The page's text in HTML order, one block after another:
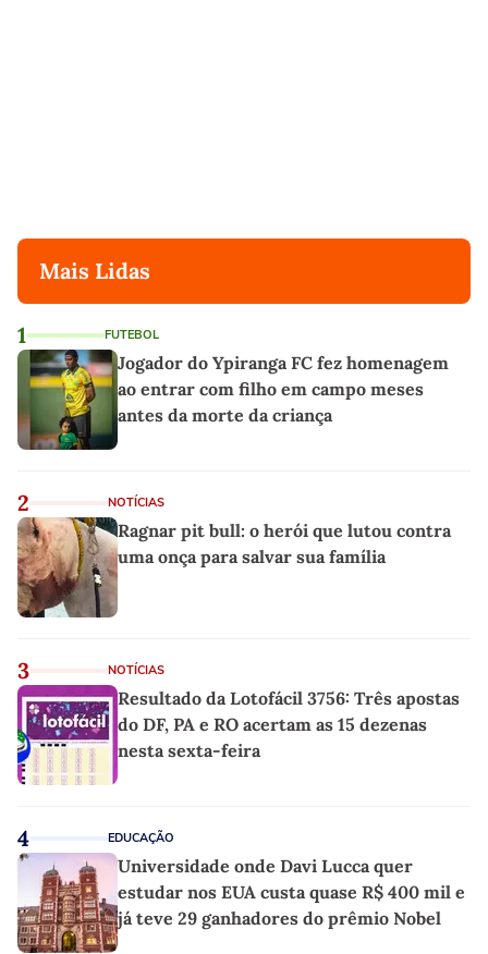
Mais Lidas
1 FUTEBOL
Jogador do Ypiranga FC fez homenagem
ao entrar com filho em campo meses
antes da morte da criança
2 NOTÍCIAS
Ragnar pit bull: o herói que lutou contra
uma onça para salvar sua família
3 NOTÍCIAS
Resultado da Lotofácil 3756: Três apostas
do DF, PA e RO acertam as 15 dezenas
nesta sexta-feira
4 EDUCAÇÃO
Universidade onde Davi Lucca quer
estudar nos EUA custa quase R$ 400 mil e
já teve 29 ganhadores do prêmio Nobel